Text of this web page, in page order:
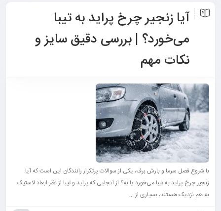
آیا زنجیر چرخ پراید به تیبا
می‌خورد؟ | بررسی دقیق سایز و
نکات مهم
با شروع فصل سرما و بارش برف، یکی از سوالات پرتکرار رانندگان این است که آیا
زنجیر چرخ پراید به تیبا می‌خورد یا نه؟ از آنجایی که پراید و تیبا از نظر ابعاد لاستیک
به هم نزدیک هستند، بسیاری از ...